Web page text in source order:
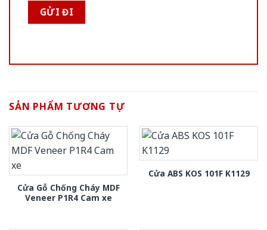
SẢN PHẨM TƯƠNG TỰ
Cửa Gỗ Chống Cháy MDF
Veneer P1R4 Cam xe
Cửa ABS KOS 101F K1129